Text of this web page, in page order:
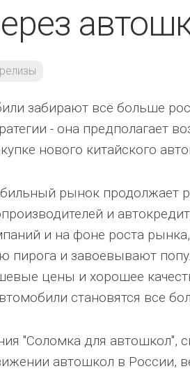
забирают всё больше
- она предполагает
нового китайского
рынок продолжает
и
и на фоне роста
пирога и завоевывают
цены и хорошее
становятся все
"Соломка для автошкол",
автошкол в России,